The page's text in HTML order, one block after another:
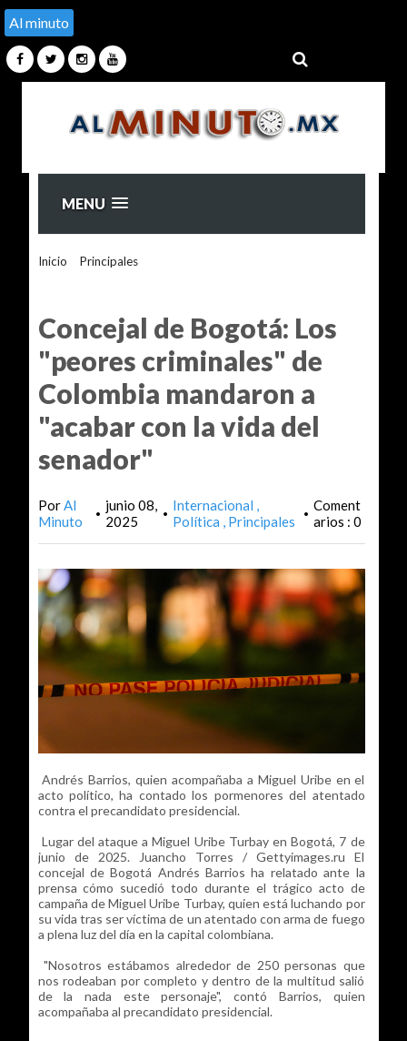
Al minuto
MENU
Inicio Principales>
Concejal de Bogotá: Los
"peores criminales" de
Colombia mandaron a
"acabar con la vida del
senador"
PorAl
Minuto
• junio 08,
2025
• Internacional
Política
Principales • Coment
arios : 0
Andrés Barrios, quien acompañaba a Miguel Uribe en el
acto político, ha contado los pormenores del atentado
contra el precandidato presidencial.
Lugar del ataque a Miguel Uribe Turbay en Bogotá, 7 de
junio de 2025. Juancho Torres / Gettyimages.ru El
concejal de Bogotá Andrés Barrios ha relatado ante la
prensa cómo sucedió todo durante el trágico acto de
campaña de Miguel Uribe Turbay, quien está luchando por
su vida tras ser víctima de un atentado con arma de fuego
a plena luz del día en la capital colombiana.
"Nosotros estábamos alrededor de 250 personas que
nos rodeaban por completo y dentro de la multitud salió
de la nada este personaje", contó Barrios, quien
acompañaba al precandidato presidencial.